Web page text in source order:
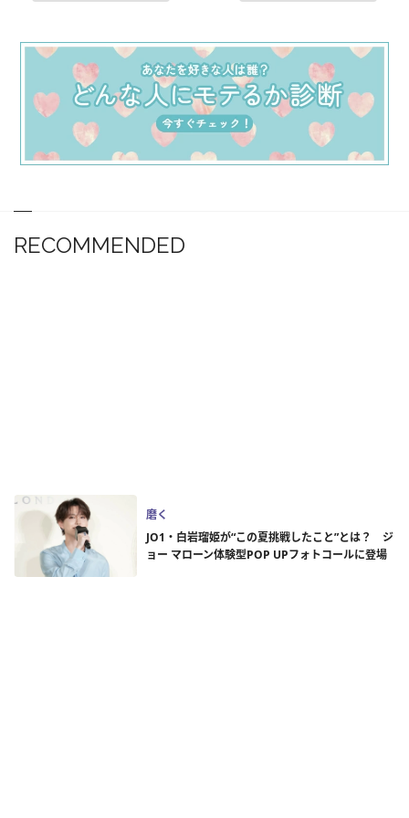
RECOMMENDED
磨く
JO1・白岩瑠姫が“この夏挑戦したこと”とは？ ジ
ョー マローン体験型POP UPフォトコールに登場